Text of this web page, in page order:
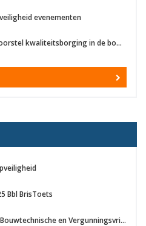
evenementen
integrale versie wetsvoorstel kwaliteitsborging in de bouw: consultatie
Bbl BrisToets
STRUCK AI Ruimtelijke, Bouwtechnische en Vergunningsvrij Bouwen toetsing